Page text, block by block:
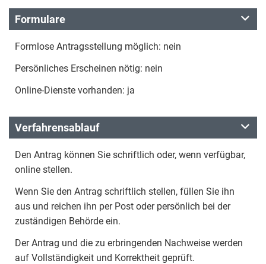
Formulare
Formlose Antragsstellung möglich: nein
Persönliches Erscheinen nötig: nein
Online-Dienste vorhanden: ja
Verfahrensablauf
Den Antrag können Sie schriftlich oder, wenn verfügbar,
online stellen.
Wenn Sie den Antrag schriftlich stellen, füllen Sie ihn
aus und reichen ihn per Post oder persönlich bei der
zuständigen Behörde ein.
Der Antrag und die zu erbringenden Nachweise werden
auf Vollständigkeit und Korrektheit geprüft.